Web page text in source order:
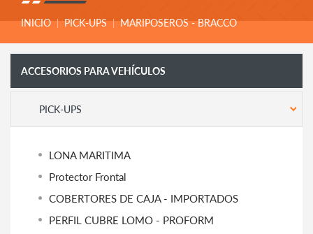
INICIO | PICK-UPS | MARIPOSEROS - BRACCO
ACCESORIOS PARA VEHÍCULOS
PICK-UPS
LONA MARITIMA
Protector Frontal
COBERTORES DE CAJA - IMPORTADOS
PERFIL CUBRE LOMO - PROFORM